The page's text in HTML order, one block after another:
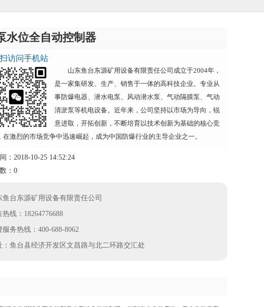
水位全自动控制器
访问手机站
山东鱼台东源矿用设备有限责任公司成立于2004年，
是一家集研发、生产、销售于一体的高科技企业。专业从
事防爆电器、潜水电泵、风动潜水泵、气动隔膜泵、气动
清淤泵等机电设备。近年来，公司坚持以市场为导向，锐
意进取，开拓创新，不断培育以技术创新为基础的核心竞
在激烈的市场竞争中迅速崛起，成为中国防爆行业的主导企业之一。
：2018-10-25 14:52:24
：0
鱼台东源矿用设备有限责任公司
热线：18264776688
服务热线：400-688-8062
：鱼台县经济开发区文昌路与北二环路交汇处